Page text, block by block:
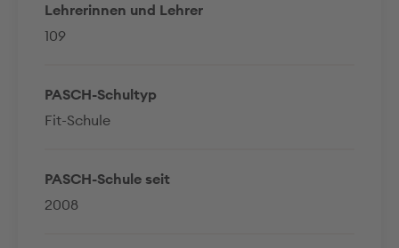
Lehrerinnen und Lehrer
109
PASCH-Schultyp
Fit-Schule
PASCH-Schule seit
2008